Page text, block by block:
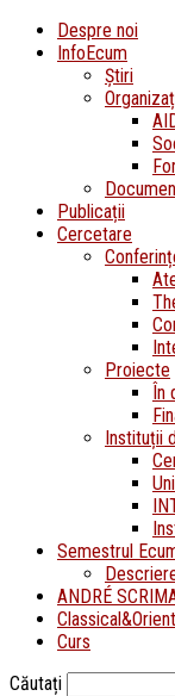
Despre noi
InfoEcum
Știri
Publicații
Cercetare
Proiecte
În
Instituții
Semestrul
ANDRÉ
Curs
Căutați